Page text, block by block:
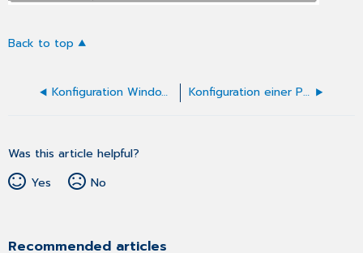
Back to top
Konfiguration Windows-Drucker Konfiguration einer Praxisgemeinschaft
Was this article helpful?
Yes
No
Recommended articles